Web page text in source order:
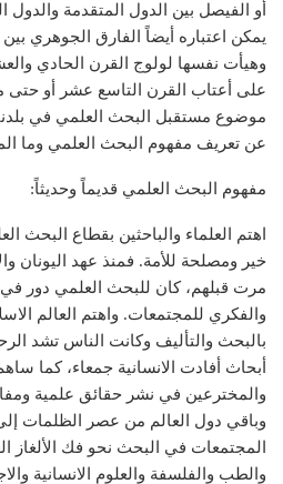
أو الفيصل بين الدول المتقدمة والدول
يمكن اعتباره أيضاً الفارق الجوهري
وهيأت نفسها لولوج القرن الحادي
على أعتاب القرن التاسع عشر أو حتى
موضوع مستقبل البحث العلمي في
عن تعريف مفهوم البحث العلمي وما
مفهوم البحث العلمي قديماً وحديثاً:
اهتم العلماء والباحثين بقطاع البحث
خير ومصلحة للأمة. فمنذ عهد اليونان
مرت قبلهم، كان للبحث العلمي دور
والفكري للمجتمعات. واهتم العالم
بالبحث والتأليف وكانت الناس تشد
أبحاث أفادت الانسانية جمعاء، كما
والمخترعين في نشر حقائق علمية
وباقي دول العالم من عصر الظلمات
المجتمعات في البحث نحو فك الألغاز
والطب والفلسفة والعلوم الانسانية